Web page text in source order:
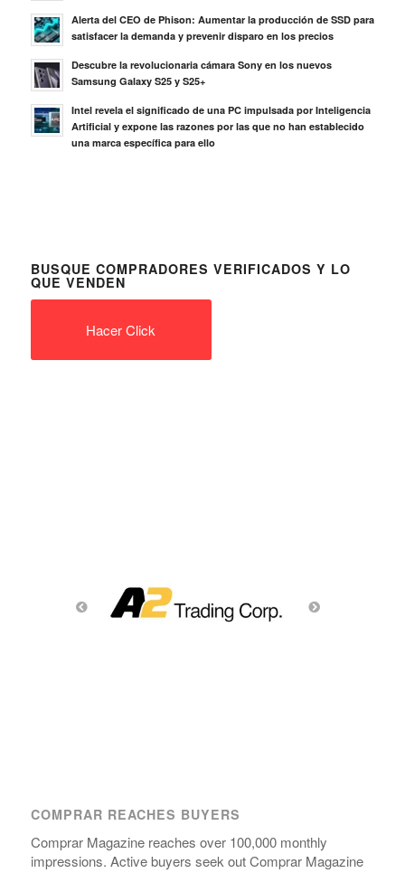
Alerta del CEO de Phison: Aumentar la producción de SSD para
satisfacer la demanda y prevenir disparo en los precios
Descubre la revolucionaria cámara Sony en los nuevos
Samsung Galaxy S25 y S25+
Intel revela el significado de una PC impulsada por Inteligencia
Artificial y expone las razones por las que no han establecido
una marca específica para ello
BUSQUE COMPRADORES VERIFICADOS Y LO
QUE VENDEN
Hacer Click
COMPRAR REACHES BUYERS
Comprar Magazine reaches over 100,000 monthly
impressions. Active buyers seek out Comprar Magazine